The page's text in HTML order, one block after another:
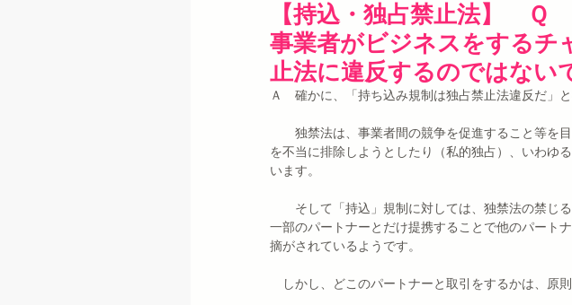
【持込・独占禁止法】 Ｑ
事業者がビジネスをするチ
止法に違反するのではない
Ａ　確かに、「持ち込み規制は独占禁止法違反だ」
独禁法は、事業者間の競争を促進すること等を目
を不当に排除しようとしたり（私的独占）、いわゆ
います。
そして「持込」規制に対しては、独禁法の禁じる
一部のパートナーとだけ提携することで他のパート
摘がされているようです。
しかし、どこのパートナーと取引をするかは、原